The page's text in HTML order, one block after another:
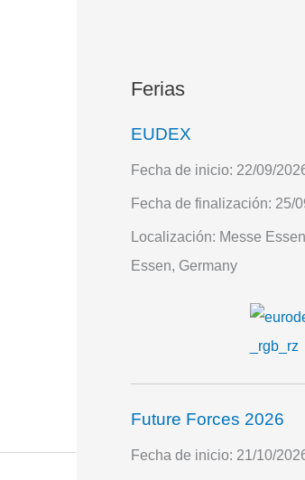
Ferias
EUDEX
Fecha de inicio: 22/09/
Fecha de finalización: 25/
Localización: Messe
Essen, Germany
Future Forces 2026
Fecha de inicio: 21/10/